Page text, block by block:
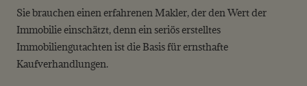
Sie brauchen einen erfahrenen Makler, der den Wert der
Immobilie einschätzt, denn ein seriös erstelltes
Immobiliengutachten ist die Basis für ernsthafte
Kaufverhandlungen.